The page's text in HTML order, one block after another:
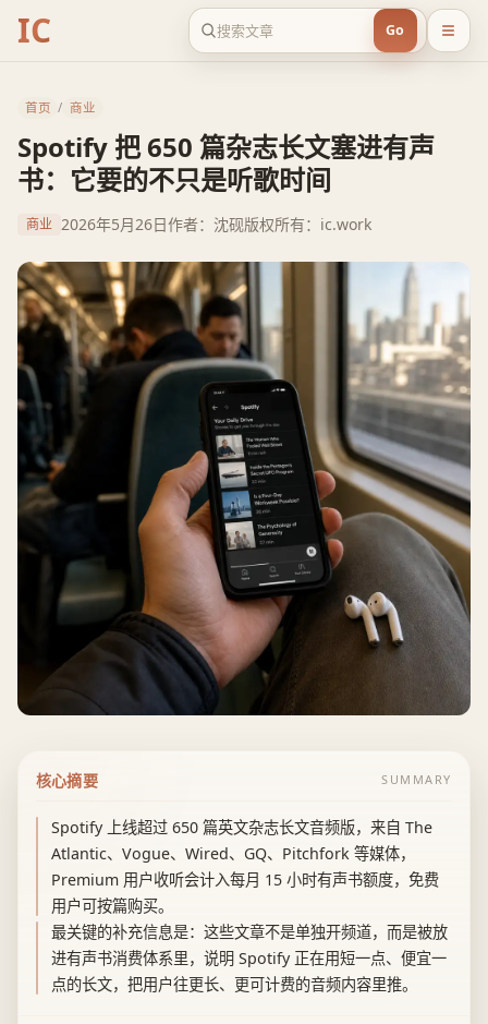
IC Go
首页 / 商业
Spotify 把 650 篇杂志长文塞进有声
书：它要的不只是听歌时间
商业 2026年5月26日作者：沈砚版权所有：ic.work
核心摘要 SUMMARY
Spotify 上线超过 650 篇英文杂志长文音频版，来自 The
Atlantic、Vogue、Wired、GQ、Pitchfork 等媒体，
Premium 用户收听会计入每月 15 小时有声书额度，免费
用户可按篇购买。
最关键的补充信息是：这些文章不是单独开频道，而是被放
进有声书消费体系里，说明 Spotify 正在用短一点、便宜一
点的长文，把用户往更长、更可计费的音频内容里推。